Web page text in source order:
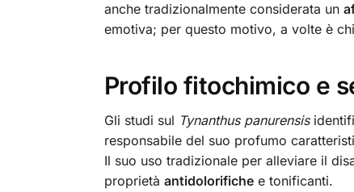
anche tradizionalmente considerata un
emotiva; per questo motivo, a volte è
Profilo fitochimico e
Gli studi sul Tynanthus panurensis
responsabile del suo profumo
Il suo uso tradizionale per alleviare il
proprietà antidolorifichee tonificanti.